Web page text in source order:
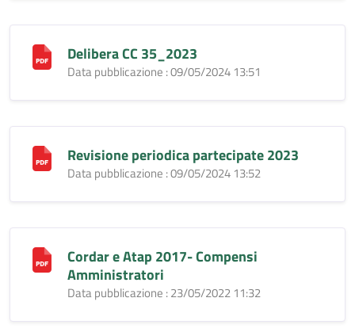
Delibera CC 35_2023
Data pubblicazione : 09/05/2024 13:51
Revisione periodica partecipate 2023
Data pubblicazione : 09/05/2024 13:52
Cordar e Atap 2017- Compensi
Amministratori
Data pubblicazione : 23/05/2022 11:32